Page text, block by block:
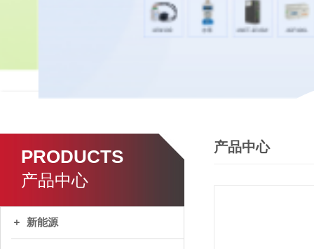
PRODUCTS
产品中心
新能源
产品中心